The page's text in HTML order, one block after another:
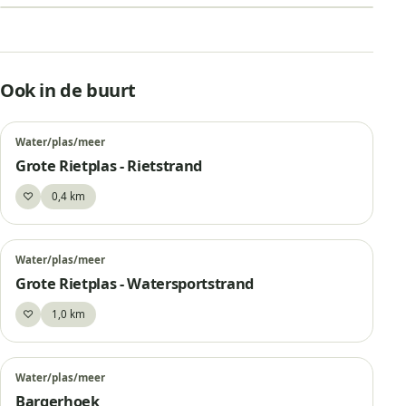
Grote Rietplas – Parelstrand
Ook in de buurt
Water/plas/meer
Grote Rietplas - Rietstrand
♡Bewaar0,4 km
Water/plas/meer
Grote Rietplas - Watersportstrand
♡Bewaar1,0 km
Water/plas/meer
Bargerhoek